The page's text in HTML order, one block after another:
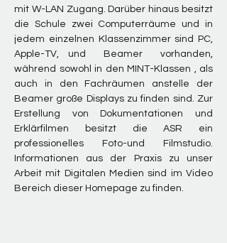
mit W-LAN Zugang. Darüber hinaus besitzt
die Schule zwei Computerräume und in
jedem einzelnen Klassenzimmer sind PC,
Apple-TV, und Beamer vorhanden,
während sowohl in den MINT-Klassen , als
auch in den Fachräumen anstelle der
Beamer große Displays zu finden sind. Zur
Erstellung von Dokumentationen und
Erklärfilmen besitzt die ASR ein
professionelles Foto-und Filmstudio.
Informationen aus der Praxis zu unser
Arbeit mit Digitalen Medien sind im Video
Bereich dieser Homepage zu finden.